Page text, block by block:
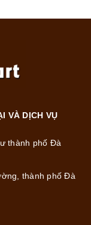
VÀ DỊCH VỤ
thành phố Đà
thành phố Đà